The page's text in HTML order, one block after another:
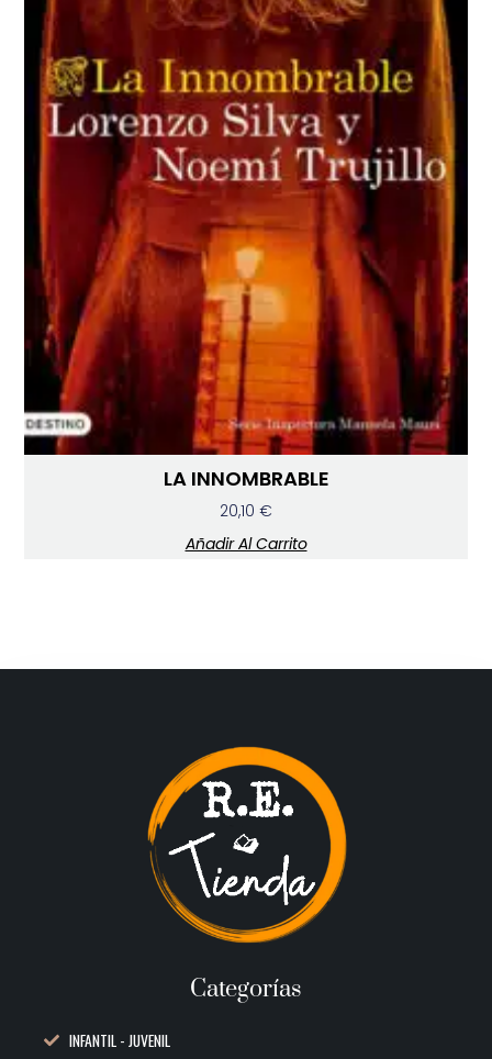
LA INNOMBRABLE
20,10 €
Añadir Al Carrito
Categorías
INFANTIL - JUVENIL